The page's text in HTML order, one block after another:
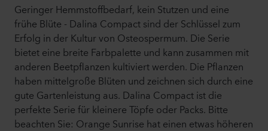
Geringer Hemmstoffbedarf, kein Stutzen und eine
frühe Blüte - Dalina Compact sind der Schlüssel zum
Erfolg in der Kultur von Osteospermum. Die Serie
bietet eine breite Farbpalette und kann zusammen mit
anderen Beetpflanzen kultiviert werden. Die Pflanzen
haben mittelgroße Blüten und zeichnen sich durch eine
gute Gartenleistung aus. Dalina Compact ist die
perfekte Serie für kleinere Töpfe oder Packs. Bitte
beachten Sie: Orange Sunrise hat einen etwas höheren